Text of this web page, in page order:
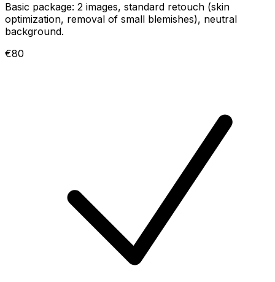
Basic package: 2 images, standard retouch (skin
optimization, removal of small blemishes), neutral
background.
€80